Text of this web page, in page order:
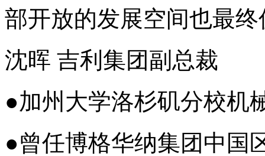
部开放的发展空间也最
沈晖 吉利集团副总裁
●加州大学洛杉矶分校机
●曾任博格华纳集团中国